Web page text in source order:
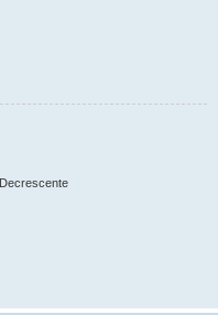
Decrescente